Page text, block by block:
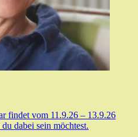
findet vom 11.9.26 – 13.9.26
dabei sein möchtest.